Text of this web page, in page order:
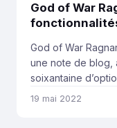
God of War
God of War
une note de blog,
soixantaine
Santa Monica
19 mai 2022